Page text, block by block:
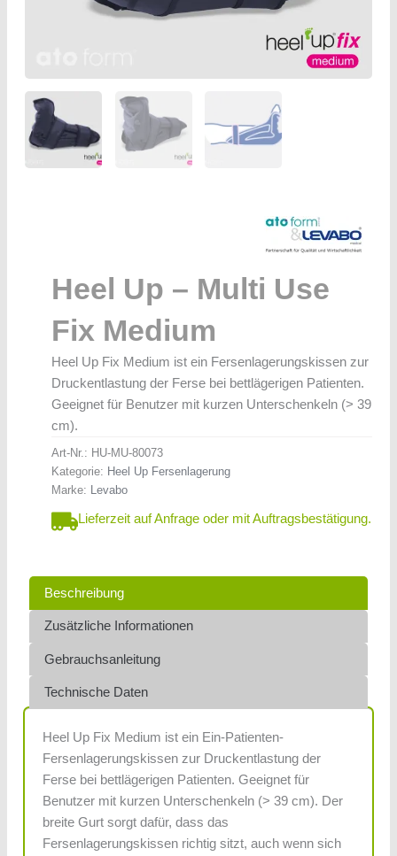
Heel Up – Multi Use
Fix Medium
Heel Up Fix Medium ist ein Fersenlagerungskissen zur
Druckentlastung der Ferse bei bettlägerigen Patienten.
Geeignet für Benutzer mit kurzen Unterschenkeln (> 39
cm).
Art-Nr.: HU-MU-80073
Kategorie: Heel Up Fersenlagerung
Marke: Levabo
Lieferzeit auf Anfrage oder mit Auftragsbestätigung.
Beschreibung
Zusätzliche Informationen
Gebrauchsanleitung
Technische Daten
Heel Up Fix Medium ist ein Ein-Patienten-
Fersenlagerungskissen zur Druckentlastung der
Ferse bei bettlägerigen Patienten. Geeignet für
Benutzer mit kurzen Unterschenkeln (> 39 cm). Der
breite Gurt sorgt dafür, dass das
Fersenlagerungskissen richtig sitzt, auch wenn sich